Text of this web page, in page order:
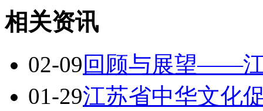
相关资讯
02-09回顾与展望——江
01-29江苏省中华文化